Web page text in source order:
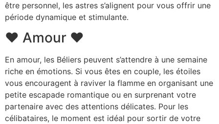
être personnel, les astres s’alignent pour vous offrir une
période dynamique et stimulante.
❤️ Amour ❤️
En amour, les Béliers peuvent s’attendre à une semaine
riche en émotions. Si vous êtes en couple, les étoiles
vous encouragent à raviver la flamme en organisant une
petite escapade romantique ou en surprenant votre
partenaire avec des attentions délicates. Pour les
célibataires, le moment est idéal pour sortir de votre